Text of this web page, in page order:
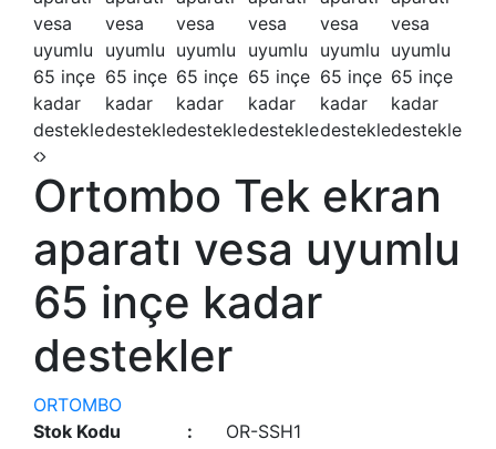
Ortombo Tek ekran
aparatı vesa uyumlu
65 inçe kadar
destekler
ORTOMBO
Stok Kodu
: OR-SSH1